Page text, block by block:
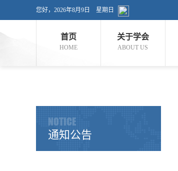
您好， 2026年8月9日 星期日
首页
HOME
关于学会
ABOUT US
NOTICE
通知公告